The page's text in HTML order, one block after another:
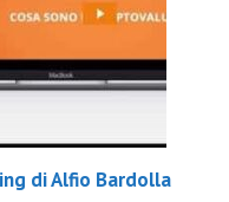
di Alfio Bardolla